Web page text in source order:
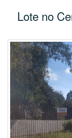
Lote no